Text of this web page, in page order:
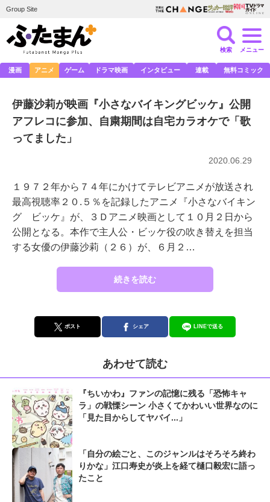
Group Site
検索 メニュー
漫画 アニメ ゲーム ドラマ映画 インタビュー 連載 無料コミック
伊藤沙莉が映画『小さなバイキングビッケ』公開
アフレコに参加、自粛期間は自宅カラオケで「歌
ってました」
2020.06.29
１９７２年から７４年にかけてテレビアニメが放送され
最高視聴率２０.５％を記録したアニメ『小さなバイキン
グ ビッケ』が、３Ｄアニメ映画として１０月２日から
公開となる。本作で主人公・ビッケ役の吹き替えを担当
する女優の伊藤沙莉（２６）が、６月２…
続きを読む
ポスト シェア LINEで送る
あわせて読む
『ちいかわ』ファンの記憶に残る「恐怖キャ
ラ」の戦慄シーン 小さくてかわいい世界なのに
「見た目からしてヤバイ...」
「自分の絵ごと、このジャンルはそろそろ終わ
りかな」江口寿史が炎上を経て樋口毅宏に語っ
たこと